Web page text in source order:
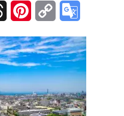
r
e
a
d
n
t
e
r
p
y
L
i
o
g
l
e